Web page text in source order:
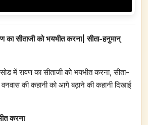
का सीताजी को भयभीत करना| सीता-हनुमान्‌
में रावण का सीताजी को भयभीत करना, सीता-
की कहानी को आगे बढ़ाने की कहानी दिखाई
करना